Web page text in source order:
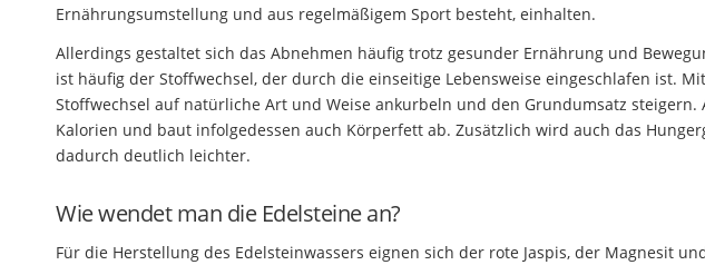
Ernährungsumstellung und aus regelmäßigem Sport besteht, einhalten.
Allerdings gestaltet sich das Abnehmen häufig trotz gesunder Ernährung und
ist häufig der Stoffwechsel, der durch die einseitige Lebensweise eingeschlafen ist.
Stoffwechsel auf natürliche Art und Weise ankurbeln und den Grundumsatz
Kalorien und baut infolgedessen auch Körperfett ab. Zusätzlich wird auch das
dadurch deutlich leichter.
Wie wendet man die Edelsteine an?
Für die Herstellung des Edelsteinwassers eignen sich der rote Jaspis, der Magnesit